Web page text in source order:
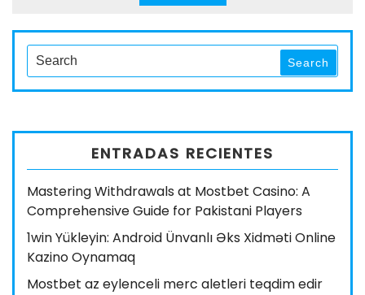
Search
for:
Search
ENTRADAS RECIENTES
Mastering Withdrawals at Mostbet Casino: A
Comprehensive Guide for Pakistani Players
1win Yükleyin: Android Ünvanlı Əks Xidməti Online
Kazino Oynamaq
Mostbet az eylenceli merc aletleri teqdim edir